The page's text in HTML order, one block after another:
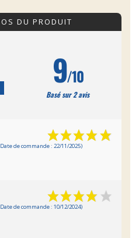
DU PRODUIT
9/10
Basé sur 2 avis
de commande : 22/11/2025)
de commande : 10/12/2024)